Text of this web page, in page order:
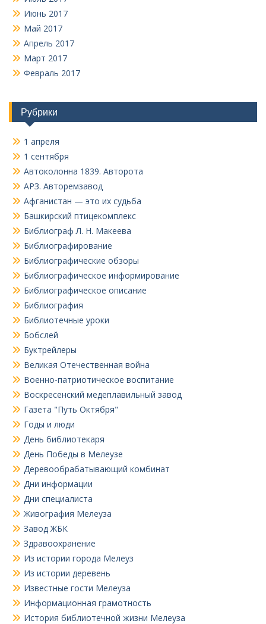
Июнь 2017
Май 2017
Апрель 2017
Март 2017
Февраль 2017
Рубрики
1 апреля
1 сентября
Автоколонна 1839. Авторота
АРЗ. Авторемзавод
Афганистан — это их судьба
Башкирский птицекомплекс
Библиограф Л. Н. Макеева
Библиографирование
Библиографические обзоры
Библиографическое информирование
Библиографическое описание
Библиография
Библиотечные уроки
Бобслей
Буктрейлеры
Великая Отечественная война
Военно-патриотическое воспитание
Воскресенский медеплавильный завод
Газета "Путь Октября"
Годы и люди
День библиотекаря
День Победы в Мелеузе
Деревообрабатывающий комбинат
Дни информации
Дни специалиста
Живография Мелеуза
Завод ЖБК
Здравоохранение
Из истории города Мелеуз
Из истории деревень
Известные гости Мелеуза
Информационная грамотность
История библиотечной жизни Мелеуза